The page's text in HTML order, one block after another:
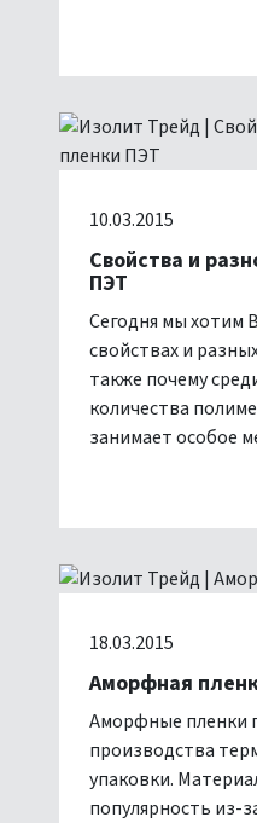
10.03.2015
Свойства и
ПЭТ
Сегодня мы хотим
свойствах и
также почему
количества
занимает особое
18.03.2015
Аморфная
Аморфные пленки
производства
упаковки.
популярность из-